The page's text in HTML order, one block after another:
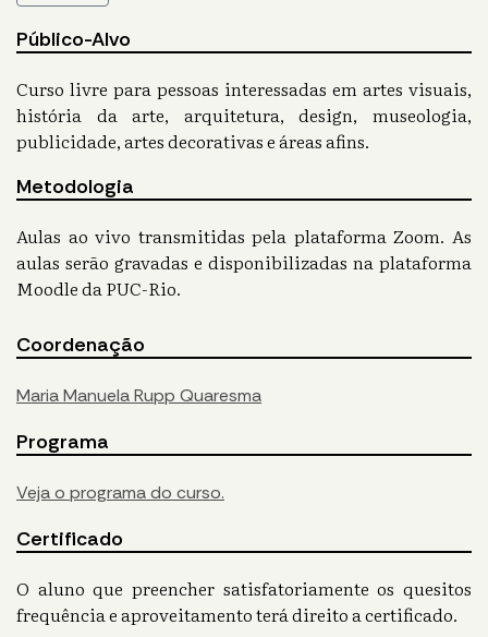
Público-Alvo
Curso livre para pessoas interessadas em artes visuais,
história da arte, arquitetura, design, museologia,
publicidade, artes decorativas e áreas afins.
Metodologia
Aulas ao vivo transmitidas pela plataforma Zoom. As
aulas serão gravadas e disponibilizadas na plataforma
Moodle da PUC-Rio.
Coordenação
Maria Manuela Rupp Quaresma
Programa
Veja o programa do curso.
Certificado
O aluno que preencher satisfatoriamente os quesitos
frequência e aproveitamento terá direito a certificado.